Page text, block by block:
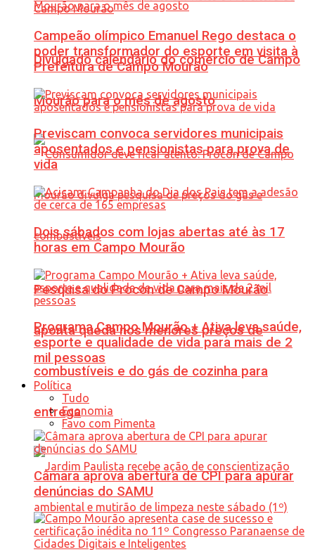
Divulgado calendário do comércio de Campo
Mourão para o mês de agosto
Pesquisa do Procon de Campo Mourão
aponta queda nos menores preços de
combustíveis e do gás de cozinha para
entrega
Campeão olímpico Emanuel Rego destaca o
poder transformador do esporte em visita à
Prefeitura de Campo Mourão
Previscam convoca servidores municipais
aposentados e pensionistas para prova de
vida
Dois sábados com lojas abertas até às 17
horas em Campo Mourão
Programa Campo Mourão + Ativa leva saúde,
esporte e qualidade de vida para mais de 2
mil pessoas
Política
Tudo
Economia
Favo com Pimenta
Câmara aprova abertura de CPI para apurar
denúncias do SAMU